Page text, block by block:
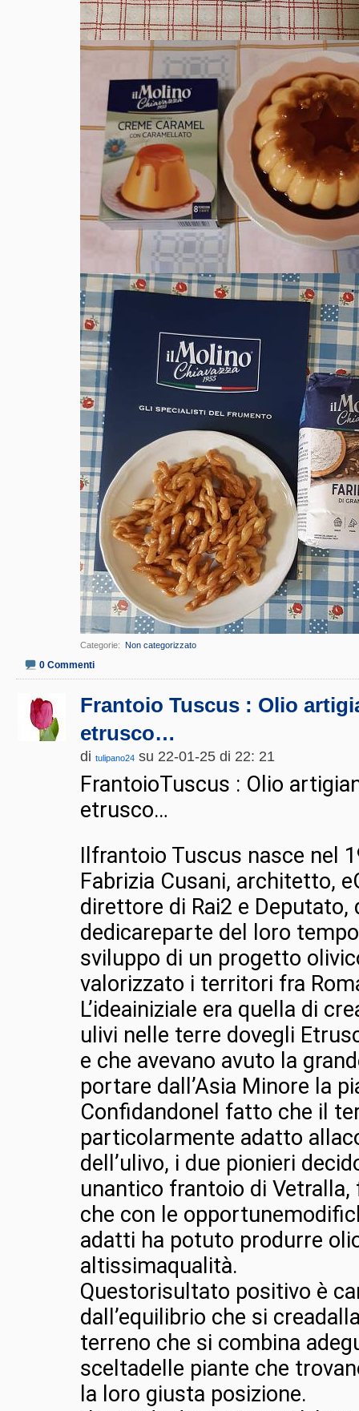
Categorie Non categorizzato
0 Commenti
Frantoio Tuscus : Olio
etrusco…
di tulipano24 su 22-01-25 di 22: 21
FrantoioTuscus : Olio
etrusco…
Ilfrantoio Tuscus nasce nel
Fabrizia Cusani, architetto,
direttore di Rai2 e Deputato,
dedicareparte del loro
sviluppo di un progetto
valorizzato i territori fra
L’ideainiziale era quella di
ulivi nelle terre dovegli
e che avevano avuto la
portare dall’Asia Minore la
Confidandonel fatto che il
particolarmente adatto
dell’ulivo, i due pionieri
unantico frantoio di
che con le
adatti ha potuto produrre
altissimaqualità.
Questorisultato positivo è
dall’equilibrio che si
terreno che si combina
sceltadelle piante che
la loro giusta posizione.